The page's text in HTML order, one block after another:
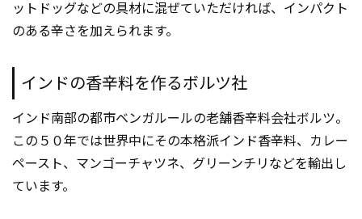
ットドッグなどの具材に混ぜていただければ、インパクト
のある辛さを加えられます。
インドの香辛料を作るボルツ社
インド南部の都市ベンガルールの老舗香辛料会社ボルツ。
この５０年では世界中にその本格派インド香辛料、カレー
ペースト、マンゴーチャツネ、グリーンチリなどを輸出し
ています。